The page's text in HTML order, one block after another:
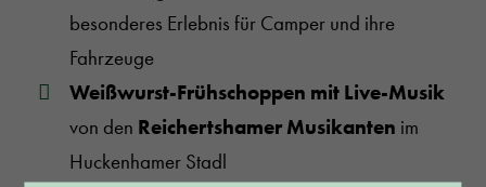
besonderes Erlebnis für Camper und ihre
Fahrzeuge
Weißwurst-Frühschoppen mit Live-Musik
von den Reichertshamer Musikanten im
Huckenhamer Stadl